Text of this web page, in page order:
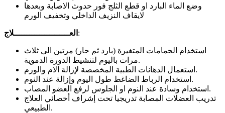
وضع الماء البارد او قطع الثلج فور حدوث الاصابة وبعدها
لايقاف النزيف الداخلي وتخفيف الورم
العــــــــــــــــــــــلاج :
استخدام الحمامات المتغيرة (بارد ثم حار) مرتين الى ثلاث
مرات باليوم لتنشيط الدورة الدموية.
استعمال الدهانات الطبية المخصصة لإزالة الام والورم.
استخدام الرباط الضاغط طول اليوم وإزالة عند النوم.
استخدام وسادة عند النوم او الجلوس لرفع العضو المصاب.
تدريب العضلات المصابة تدريجيا تحت إشراف أخصائي العلاج
الطبيعي.